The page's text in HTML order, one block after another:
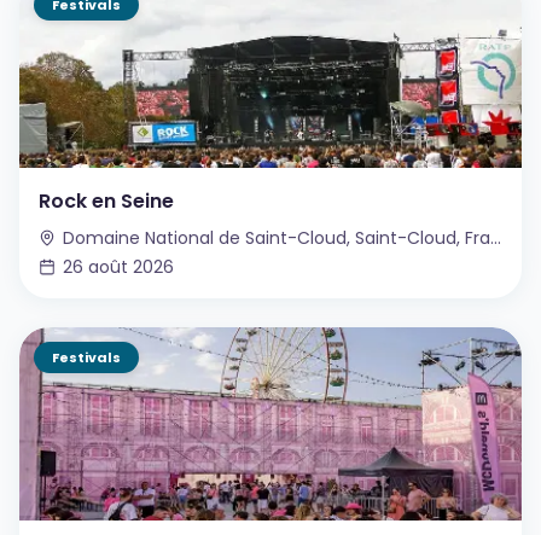
Festivals
Rock en Seine
Domaine National de Saint-Cloud, Saint-Cloud, France
26 août 2026
Festivals